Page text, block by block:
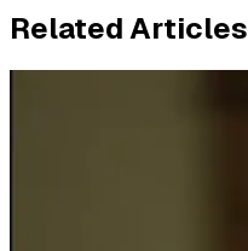
Related Articles